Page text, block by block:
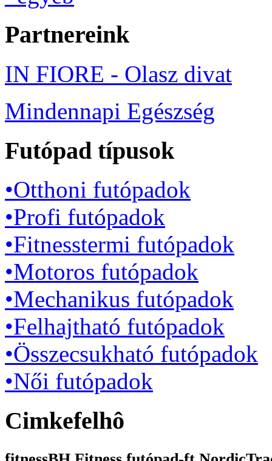
Partnereink
IN FIORE - Olasz divat
Mindennapi Egészség
Futópad típusok
•Otthoni futópadok
•Profi futópadok
•Fitnesstermi futópadok
•Motoros futópadok
•Mechanikus futópadok
•Felhajtható futópadok
•Összecsukható futópadok
•Női futópadok
Cimkefelhô